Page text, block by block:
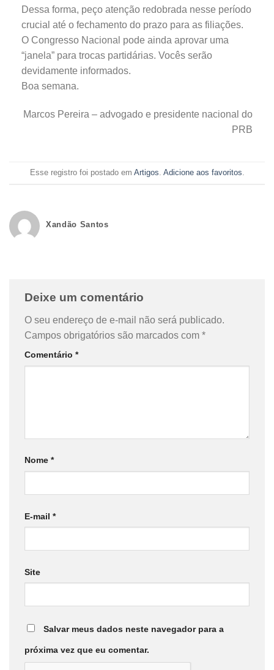
Dessa forma, peço atenção redobrada nesse período
crucial até o fechamento do prazo para as filiações.
O Congresso Nacional pode ainda aprovar uma
“janela” para trocas partidárias. Vocês serão
devidamente informados.
Boa semana.
Marcos Pereira – advogado e presidente nacional do
PRB
Esse registro foi postado em Artigos Adicione aos favoritos
Xandão Santos
Deixe um comentário
O seu endereço de e-mail não será publicado.
Campos obrigatórios são marcados com *
Comentário *
Nome *
E-mail *
Site
Salvar meus dados neste navegador para a
próxima vez que eu comentar.